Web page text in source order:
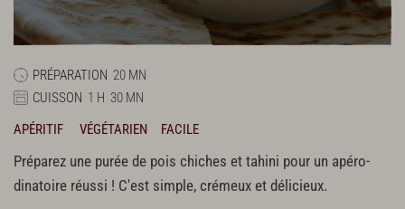
PRÉPARATION 20 MN
CUISSON 1 H 30 MN
APÉRITIF
VÉGÉTARIEN FACILE
Préparez une purée de pois chiches et tahini pour un apéro-
dinatoire réussi ! C'est simple, crémeux et délicieux.